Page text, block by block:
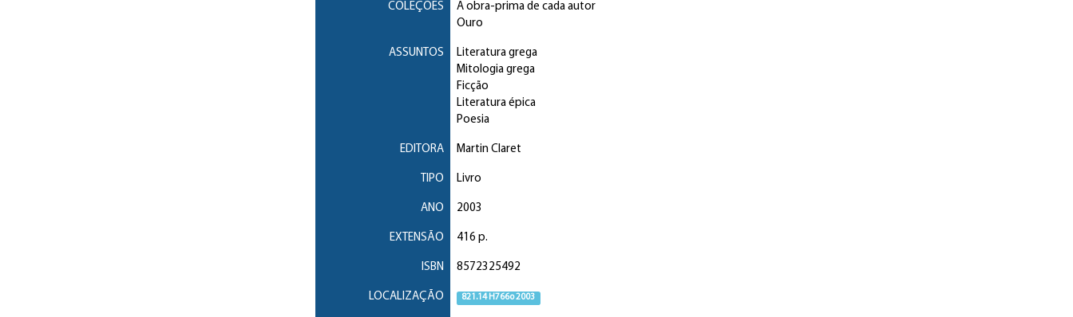
COLEÇÕES
A obra-prima de cada autor
Ouro
ASSUNTOS
Literatura grega
Mitologia grega
Ficção
Literatura épica
Poesia
EDITORA Martin Claret
TIPO Livro
ANO 2003
EXTENSÃO 416 p.
ISBN 8572325492
LOCALIZAÇÃO 821.14 H766o 2003